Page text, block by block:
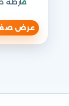
خارطة
عرض